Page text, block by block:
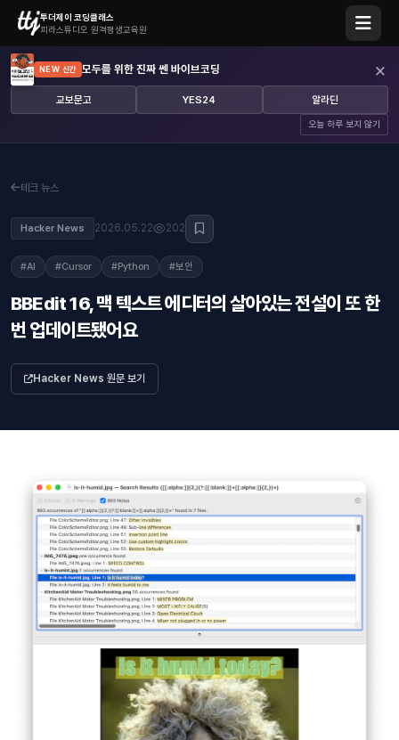
투더제이 코딩클래스
피라스튜디오 원격평생교육원
NEW 신간 모두를 위한 진짜 쎈 바이브코딩
교보문고 YES24 알라딘
오늘 하루 보지 않기
×
테크 뉴스
Hacker News 2026.05.22 202
#AI #Cursor #Python #보안
BBEdit 16, 맥 텍스트 에디터의 살아있는 전설이 또 한
번 업데이트됐어요
Hacker News 원문 보기